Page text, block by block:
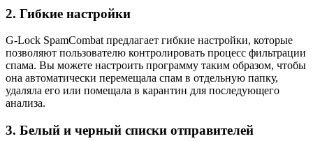
2. Гибкие настройки
G-Lock SpamCombat предлагает гибкие настройки, которые
позволяют пользователю контролировать процесс фильтрации
спама. Вы можете настроить программу таким образом, чтобы
она автоматически перемещала спам в отдельную папку,
удаляла его или помещала в карантин для последующего
анализа.
3. Белый и черный списки отправителей